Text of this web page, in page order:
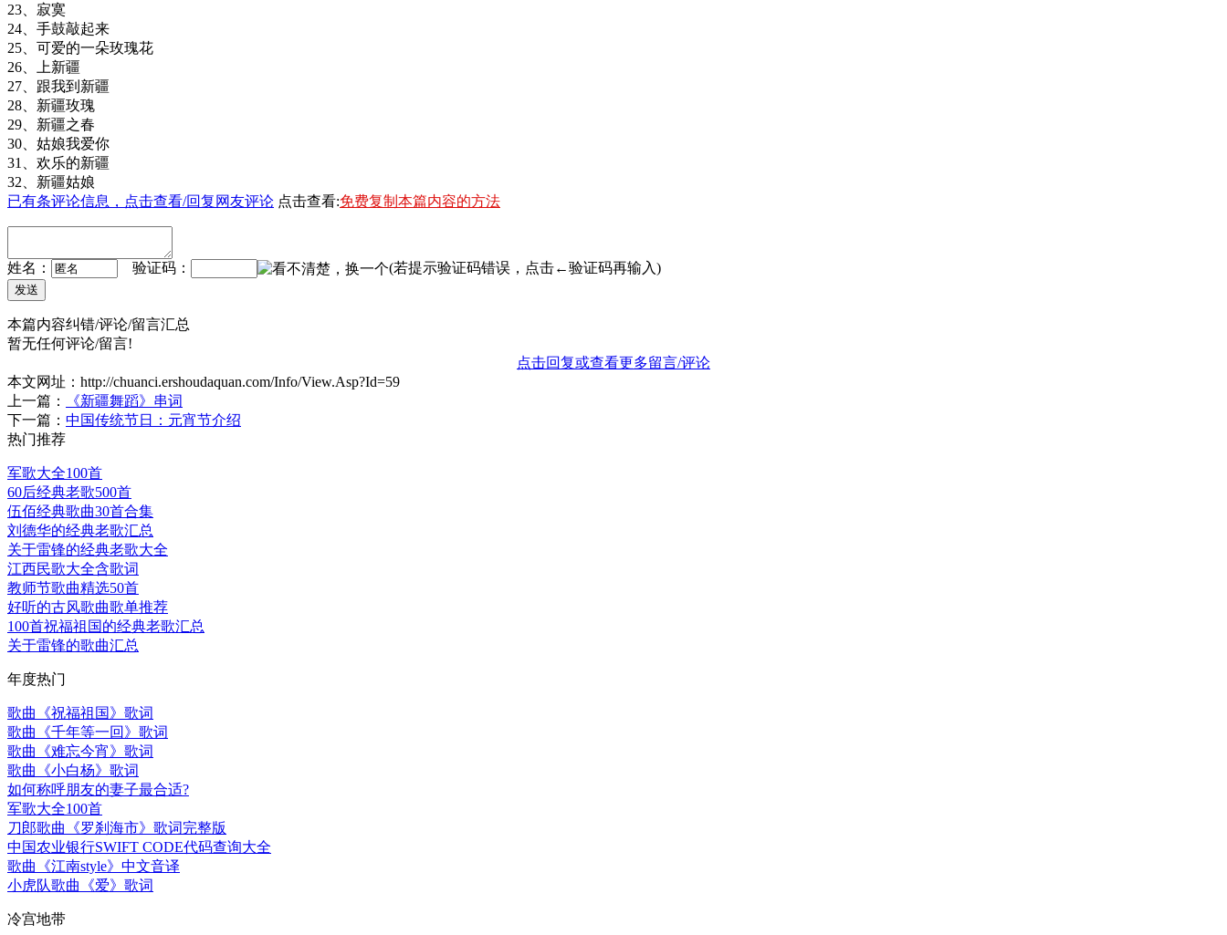
23、寂寞
24、手鼓敲起来
25、可爱的一朵玫瑰花
26、上新疆
27、跟我到新疆
28、新疆玫瑰
29、新疆之春
30、姑娘我爱你
31、欢乐的新疆
32、新疆姑娘
已有条评论信息，点击查看/回复网友评论 点击查看:免费复制本篇内容的方法
姓名： 验证码： (若提示验证码错误，点击←验证码再输入)
本篇内容纠错/评论/留言汇总
暂无任何评论/留言!
点击回复或查看更多留言/评论
本文网址： http://chuanci.ershoudaquan.com/Info/View.Asp?Id=59
上一篇：
《新疆舞蹈》串词
下一篇： 中国传统节日：元宵节介绍
热门推荐
军歌大全100首
60后经典老歌500首
伍佰经典歌曲30首合集
刘德华的经典老歌汇总
关于雷锋的经典老歌大全
江西民歌大全含歌词
教师节歌曲精选50首
好听的古风歌曲歌单推荐
100首祝福祖国的经典老歌汇总
关于雷锋的歌曲汇总
年度热门
歌曲《祝福祖国》歌词
歌曲《千年等一回》歌词
歌曲《难忘今宵》歌词
歌曲《小白杨》歌词
如何称呼朋友的妻子最合适?
军歌大全100首
刀郎歌曲《罗刹海市》歌词完整版
中国农业银行SWIFT CODE代码查询大全
歌曲《江南style》中文音译
小虎队歌曲《爱》歌词
冷宫地带